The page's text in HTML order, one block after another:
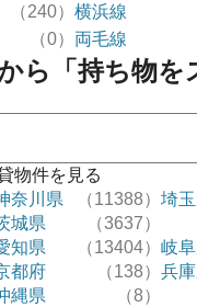
（240）横浜線
（0） 両毛線
ら「持ち物
物件を見る
奈川県 （11388） 埼
城県
（3637）
知県 （13404） 岐
都府 （138） 兵
縄県 （8）